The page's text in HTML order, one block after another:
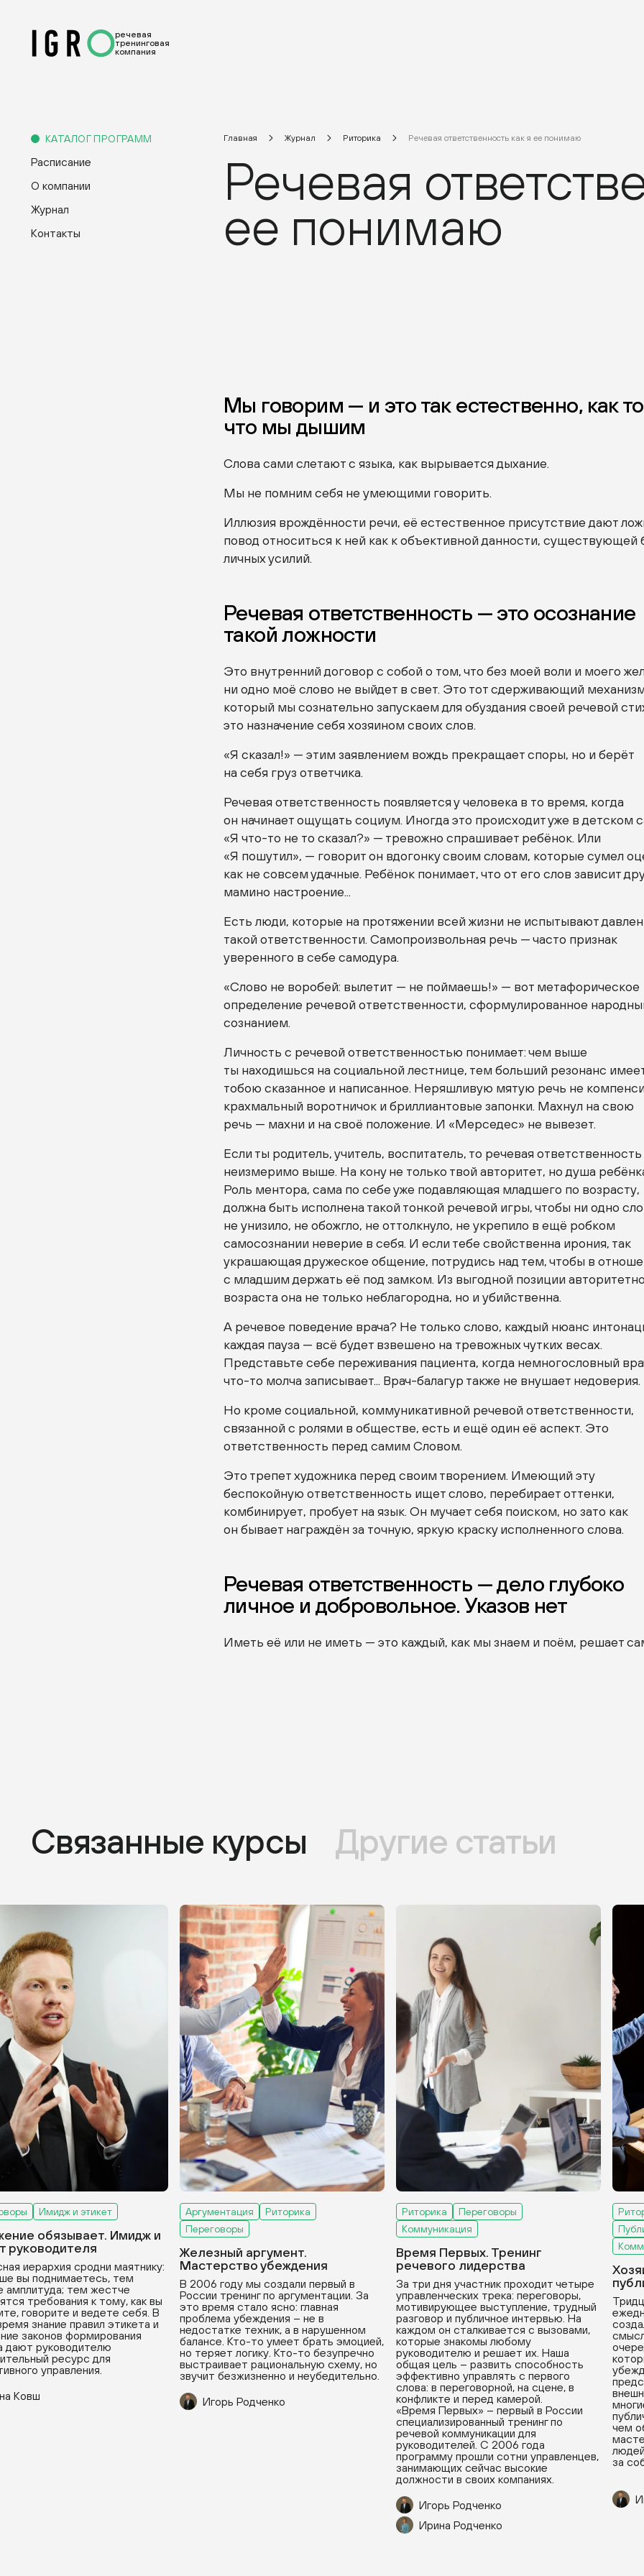
речевая
тренинговая
компания
КАТАЛОГ ПРОГРАММ
Расписание
О компании
Журнал
Контакты
Главная Журнал Риторика Речевая ответственность как я ее понимаю
Речевая
ее понимаю
Мы говорим — и это так естественно, как
что мы дышим
Слова сами слетают с языка, как вырывается дыхание.
Мы не помним себя не умеющими говорить.
Иллюзия врождённости речи, её естественное присутствие дают
повод относиться к ней как к объективной данности, существующей
личных усилий.
Речевая ответственность — это осознание
такой ложности
Это внутренний договор с собой о том, что без моей воли и моего
ни одно моё слово не выйдет в свет. Это тот сдерживающий
который мы сознательно запускаем для обуздания своей речевой
это назначение себя хозяином своих слов.
«Я сказал!» — этим заявлением вождь прекращает споры, но и берёт
на себя груз ответчика.
Речевая ответственность появляется у человека в то время, когда
он начинает ощущать социум. Иногда это происходит уже в детском
«Я что-то не то сказал?» — тревожно спрашивает ребёнок. Или
«Я пошутил», — говорит он вдогонку своим словам, которые сумел
как не совсем удачные. Ребёнок понимает, что от его слов зависит
мамино настроение...
Есть люди, которые на протяжении всей жизни не испытывают
такой ответственности. Самопроизвольная речь — часто признак
уверенного в себе самодура.
«Слово не воробей: вылетит — не поймаешь!» — вот метафорическое
определение речевой ответственности, сформулированное
сознанием.
Личность с речевой ответственностью понимает: чем выше
ты находишься на социальной лестнице, тем больший резонанс
тобою сказанное и написанное. Неряшливую мятую речь не
крахмальный воротничок и бриллиантовые запонки. Махнул на свою
речь — махни и на своё положение. И «Мерседес» не вывезет.
Если ты родитель, учитель, воспитатель, то речевая ответственность
неизмеримо выше. На кону не только твой авторитет, но душа
Роль ментора, сама по себе уже подавляющая младшего по возрасту,
должна быть исполнена такой тонкой речевой игры, чтобы ни одно
не унизило, не обожгло, не оттолкнуло, не укрепило в ещё робком
самосознании неверие в себя. И если тебе свойственна ирония, так
украшающая дружеское общение, потрудись над тем, чтобы в
с младшим держать её под замком. Из выгодной позиции
возраста она не только неблагородна, но и убийственна.
А речевое поведение врача? Не только слово, каждый нюанс
каждая пауза — всё будет взвешено на тревожных чутких весах.
Представьте себе переживания пациента, когда немногословный
что-то молча записывает... Врач-балагур также не внушает недоверия.
Но кроме социальной, коммуникативной речевой ответственности,
связанной с ролями в обществе, есть и ещё один её аспект. Это
ответственность перед самим Словом.
Это трепет художника перед своим творением. Имеющий эту
беспокойную ответственность ищет слово, перебирает оттенки,
комбинирует, пробует на язык. Он мучает себя поиском, но зато как
он бывает награждён за точную, яркую краску исполненного слова.
Речевая ответственность — дело глубоко
личное и добровольное. Указов нет
Иметь её или не иметь — это каждый, как мы знаем и поём, решает
Связанные курсы Другие статьи
Имидж и этикет
обязывает. Имидж и
руководителя
иерархия сродни маятнику:
вы поднимаетесь, тем
амплитуда; тем жестче
требования к тому, как вы
говорите и ведете себя. В
знание правил этикета и
законов формирования
дают руководителю
ресурс для
управления.
Ковш
Аргументация
Риторика
Переговоры
Железный аргумент.
Мастерство убеждения
В 2006 году мы создали первый в
России тренинг по аргументации. За
это время стало ясно: главная
проблема убеждения – не в
недостатке техник, а в нарушенном
балансе. Кто-то умеет брать эмоцией,
но теряет логику. Кто-то безупречно
выстраивает рациональную схему, но
звучит безжизненно и неубедительно.
Игорь Родченко
Риторика
Переговоры
Коммуникация
Время Первых. Тренинг
речевого лидерства
За три дня участник проходит четыре
управленческих трека: переговоры,
мотивирующее выступление, трудный
разговор и публичное интервью. На
каждом он сталкивается с вызовами,
которые знакомы любому
руководителю и решает их. Наша
общая цель – развить способность
эффективно управлять с первого
слова: в переговорной, на сцене, в
конфликте и перед камерой.
«Время Первых» – первый в России
специализированный тренинг по
речевой коммуникации для
руководителей. С 2006 года
программу прошли сотни управленцев,
занимающих сейчас высокие
должности в своих компаниях.
Игорь Родченко
Ирина Родченко
чем
за